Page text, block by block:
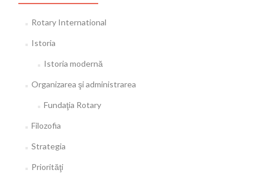
Rotary International
Istoria
Istoria modernă
Organizarea şi administrarea
Fundaţia Rotary
Filozofia
Strategia
Priorităţi